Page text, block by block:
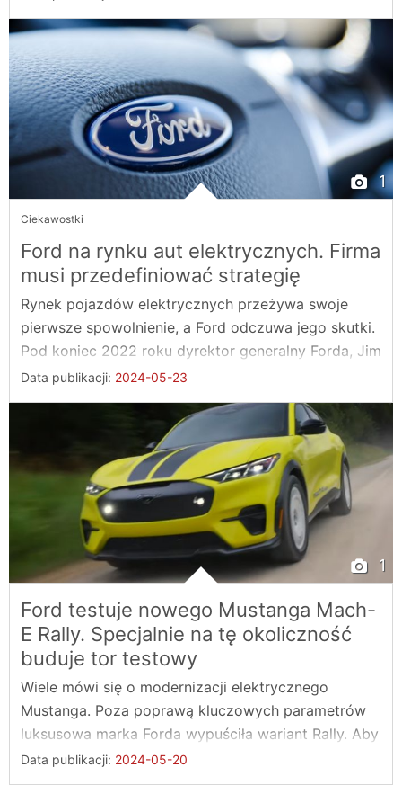
1
Ciekawostki
Ford na rynku aut elektrycznych. Firma
musi przedefiniować strategię
Rynek pojazdów elektrycznych przeżywa swoje
pierwsze spowolnienie, a Ford odczuwa jego skutki.
Pod koniec 2022 roku dyrektor generalny Forda, Jim
...
Data publikacji: 2024-05-23
1
Ford testuje nowego Mustanga Mach-
E Rally. Specjalnie na tę okoliczność
buduje tor testowy
Wiele mówi się o modernizacji elektrycznego
Mustanga. Poza poprawą kluczowych parametrów
luksusowa marka Forda wypuściła wariant Rally. Aby
...
Data publikacji: 2024-05-20